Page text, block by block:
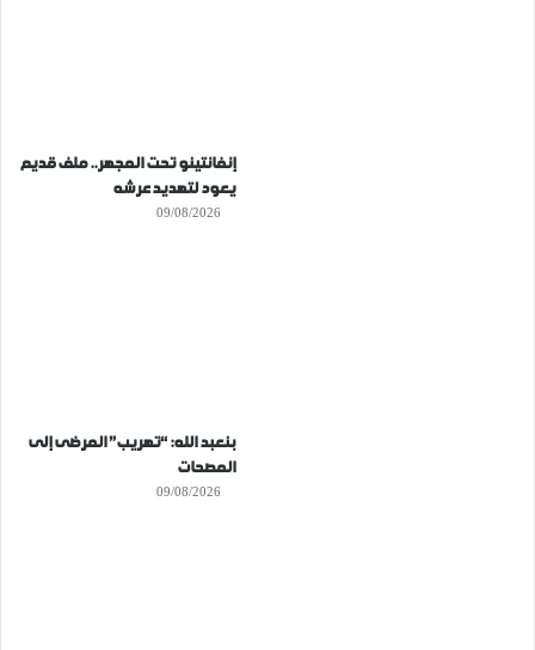
إنفانتينو تحت المجهر.. ملف قديم
يعود لتهديد عرشه
09/08/2026
بنعبد الله: “تهريب” المرضى إلى
المصحات
09/08/2026